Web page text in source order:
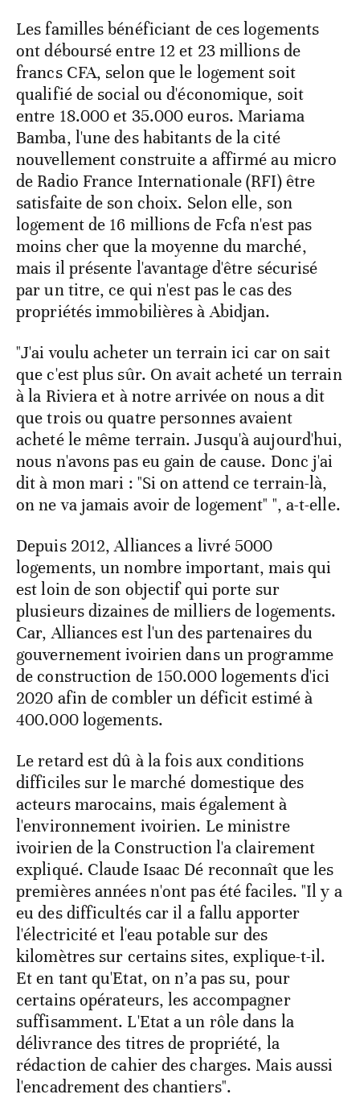
Les familles bénéficiant de ces logements
ont déboursé entre 12 et 23 millions de
francs CFA, selon que le logement soit
qualifié de social ou d'économique, soit
entre 18.000 et 35.000 euros. Mariama
Bamba, l'une des habitants de la cité
nouvellement construite a affirmé au micro
de Radio France Internationale (RFI) être
satisfaite de son choix. Selon elle, son
logement de 16 millions de Fcfa n'est pas
moins cher que la moyenne du marché,
mais il présente l'avantage d'être sécurisé
par un titre, ce qui n'est pas le cas des
propriétés immobilières à Abidjan.
"J'ai voulu acheter un terrain ici car on sait
que c'est plus sûr. On avait acheté un terrain
à la Riviera et à notre arrivée on nous a dit
que trois ou quatre personnes avaient
acheté le même terrain. Jusqu'à aujourd'hui,
nous n'avons pas eu gain de cause. Donc j'ai
dit à mon mari : "Si on attend ce terrain-là,
on ne va jamais avoir de logement" ", a-t-elle.
Depuis 2012, Alliances a livré 5000
logements, un nombre important, mais qui
est loin de son objectif qui porte sur
plusieurs dizaines de milliers de logements.
Car, Alliances est l'un des partenaires du
gouvernement ivoirien dans un programme
de construction de 150.000 logements d'ici
2020 afin de combler un déficit estimé à
400.000 logements.
Le retard est dû à la fois aux conditions
difficiles sur le marché domestique des
acteurs marocains, mais également à
l'environnement ivoirien. Le ministre
ivoirien de la Construction l'a clairement
expliqué. Claude Isaac Dé reconnaît que les
premières années n'ont pas été faciles. "Il y a
eu des difficultés car il a fallu apporter
l'électricité et l'eau potable sur des
kilomètres sur certains sites, explique-t-il.
Et en tant qu'Etat, on n’a pas su, pour
certains opérateurs, les accompagner
suffisamment. L'Etat a un rôle dans la
délivrance des titres de propriété, la
rédaction de cahier des charges. Mais aussi
l'encadrement des chantiers".